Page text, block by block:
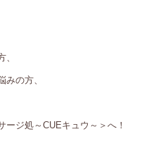
の方、
ジ処～CUEキュウ～＞へ！